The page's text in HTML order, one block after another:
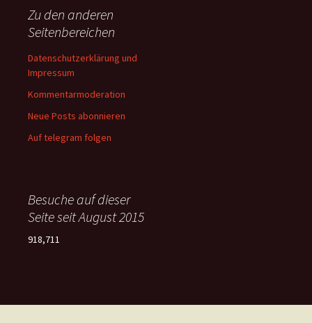
Zu den anderen
Seitenbereichen
Datenschutzerklärung und
Impressum
Kommentarmoderation
Neue Posts abonnieren
Auf telegram folgen
Besuche auf dieser
Seite seit August 2015
918,711